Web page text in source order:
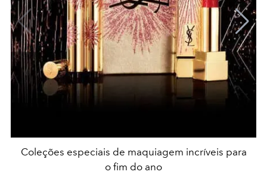
Coleções especiais de maquiagem incríveis para
o fim do ano